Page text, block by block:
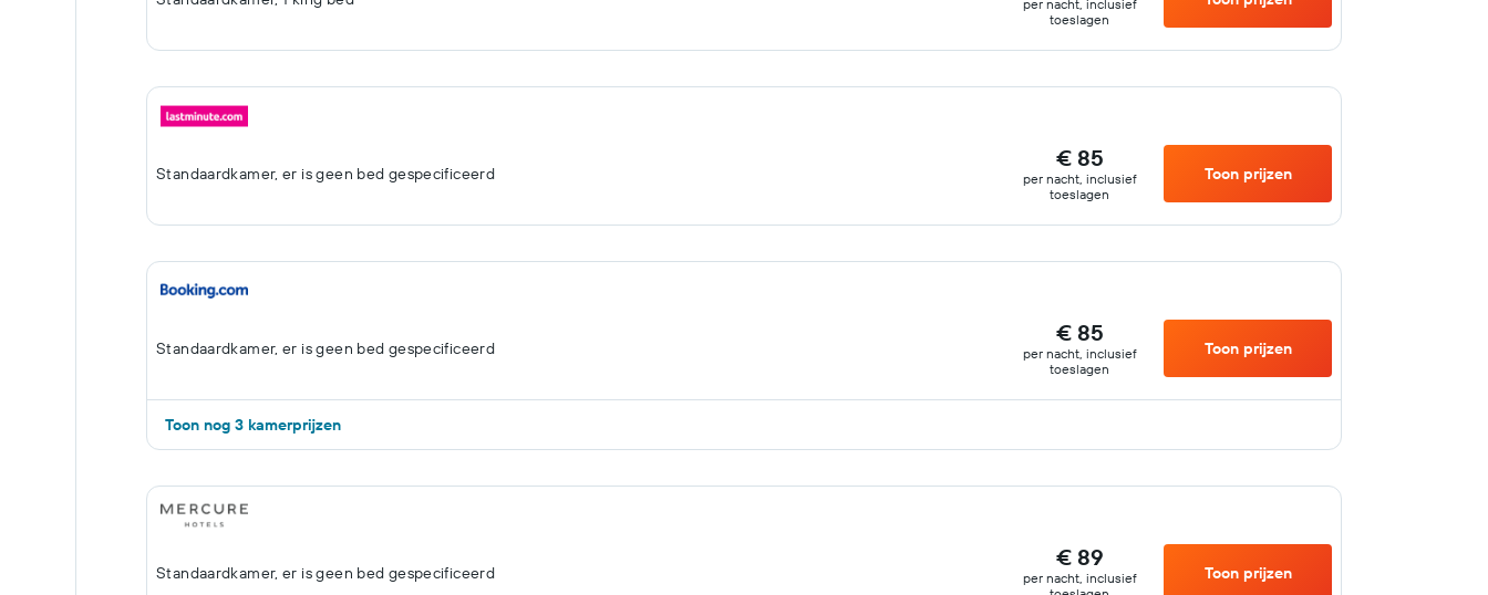
per nacht, inclusief
toeslagen
Standaardkamer, er is geen bed gespecificeerd
€ 85
per nacht, inclusief
toeslagen
Toon prijzen
Standaardkamer, er is geen bed gespecificeerd
€ 85
per nacht, inclusief
toeslagen
Toon prijzen
Toon nog 3 kamerprijzen
Standaardkamer, er is geen bed gespecificeerd
€ 89
per nacht, inclusief
Toon prijzen